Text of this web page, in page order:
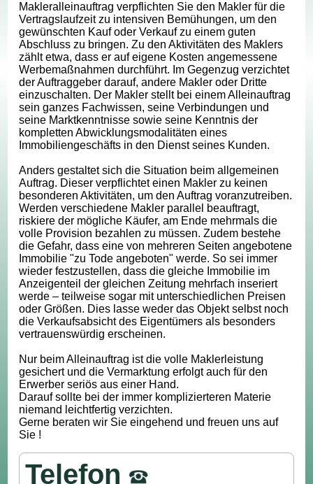
Makleralleinauftrag verpflichten Sie den Makler für die
Vertragslaufzeit zu intensiven Bemühungen, um den
gewünschten Kauf oder Verkauf zu einem guten
Abschluss zu bringen. Zu den Aktivitäten des Maklers
zählt etwa, dass er auf eigene Kosten angemessene
Werbemaßnahmen durchführt. Im Gegenzug verzichtet
der Auftraggeber darauf, andere Makler oder Dritte
einzuschalten. Der Makler stellt bei einem Alleinauftrag
sein ganzes Fachwissen, seine Verbindungen und
seine Marktkenntnisse sowie seine Kenntnis der
kompletten Abwicklungsmodalitäten eines
Immobiliengeschäfts in den Dienst seines Kunden.
Anders gestaltet sich die Situation beim allgemeinen
Auftrag. Dieser verpflichtet einen Makler zu keinen
besonderen Aktivitäten, um den Auftrag voranzutreiben.
Werden verschiedene Makler parallel beauftragt,
riskiere der mögliche Käufer, am Ende mehrmals die
volle Provision bezahlen zu müssen. Zudem bestehe
die Gefahr, dass eine von mehreren Seiten angebotene
Immobilie "zu Tode angeboten" werde. So sei immer
wieder festzustellen, dass die gleiche Immobilie im
Anzeigenteil der gleichen Zeitung mehrfach inseriert
werde – teilweise sogar mit unterschiedlichen Preisen
oder Größen. Dies lasse weder das Objekt selbst noch
die Verkaufsabsicht des Eigentümers als besonders
vertrauenswürdig erscheinen.
Nur beim Alleinauftrag ist die volle Maklerleistung
gesichert und die Vermarktung erfolgt auch für den
Erwerber seriös aus einer Hand.
Darauf sollte bei der immer komplizierteren Materie
niemand leichtfertig verzichten.
Gerne beraten wir Sie eingehend und freuen uns auf
Sie !
Telefon